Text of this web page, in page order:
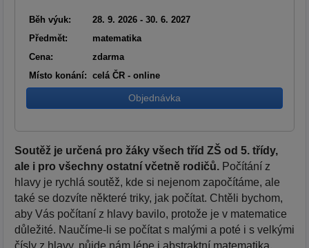
Soutěž je určená pro žáky všech tříd ZŠ od 5. třídy,
ale i pro všechny ostatní včetně rodičů. Počítání z
hlavy je rychlá soutěž, kde si nejenom započítáme, ale
také se dozvíte některé triky, jak počítat. Chtěli bychom,
aby Vás počítaní z hlavy bavilo, protože je v matematice
důležité. Naučíme-li se počítat s malými a poté i s velkými
čísly z hlavy, půjde nám lépe i abstraktní matematika,
Běh výuk:
28. 9. 2026 - 30. 6. 2027
Předmět:
matematika
Cena:
zdarma
Místo konání: celá ČR - online
Objednávka